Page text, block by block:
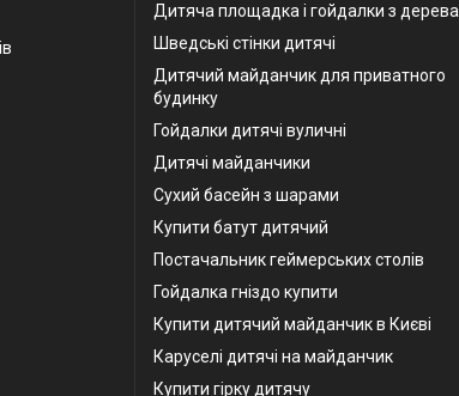
Дитяча площадка і гойдалки з дерева
Шведські стінки дитячі
Дитячий майданчик для приватного
будинку
Гойдалки дитячі вуличні
Дитячі майданчики
Сухий басейн з шарами
Купити батут дитячий
Постачальник геймерських столів
Гойдалка гніздо купити
Купити дитячий майданчик в Києві
Каруселі дитячі на майданчик
Купити гірку дитячу